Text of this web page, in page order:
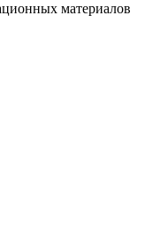
материалов